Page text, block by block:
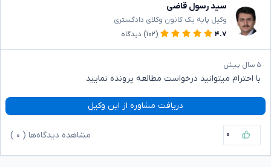
سید رسول قاضی
وکیل پایه یک کانون وکلای دادگستری
۴.۷
(۱۰۲) دیدگاه
۵ سال پیش
با احترام میتوانید درخواست مطالعه پرونده نمایید
دریافت مشاوره از این وکیل
۰ مشاهده دیدگاه‌ها ( ۰